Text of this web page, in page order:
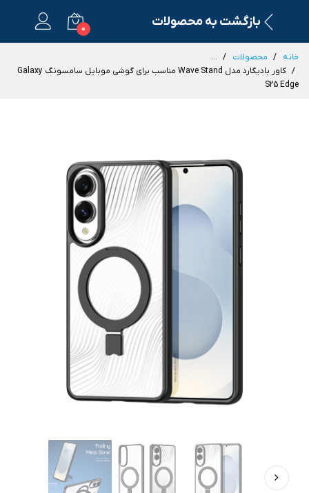
بازگشت به محصولات 0
خانه محصولات
...
کاور بادیگارد مدل Wave Stand مناسب برای گوشی موبایل سامسونگ Galaxy
S25 Edge